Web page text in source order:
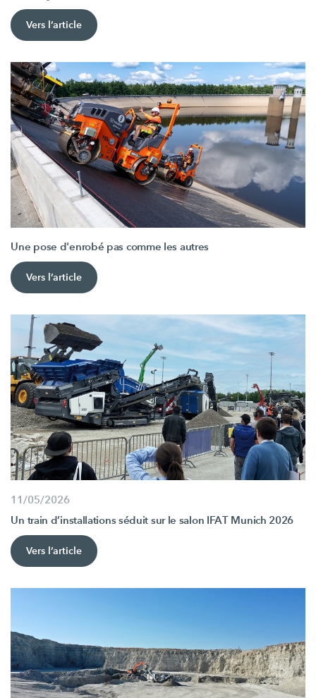
Vers l’article
Une pose d'enrobé pas comme les autres
Vers l’article
11/05/2026
Un train d’installations séduit sur le salon IFAT Munich 2026
Vers l’article